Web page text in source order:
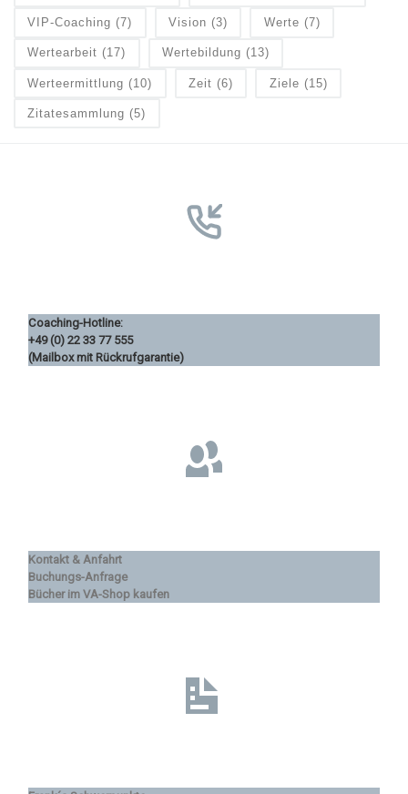
VIP-Coaching (7) Vision (3) Werte (7)
Wertearbeit (17) Wertebildung (13)
Werteermittlung (10) Zeit (6) Ziele (15)
Zitatesammlung (5)
Coaching-Hotline:
+49 (0) 22 33 77 555
(Mailbox mit Rückrufgarantie)
Kontakt & Anfahrt
Buchungs-Anfrage
Bücher im VA-Shop kaufen